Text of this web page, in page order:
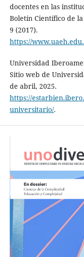
docentes en las
Boletín Científico de
9 (2017).
https://
Universidad
Sitio web de
de abril, 2025.
https://
universitario/.